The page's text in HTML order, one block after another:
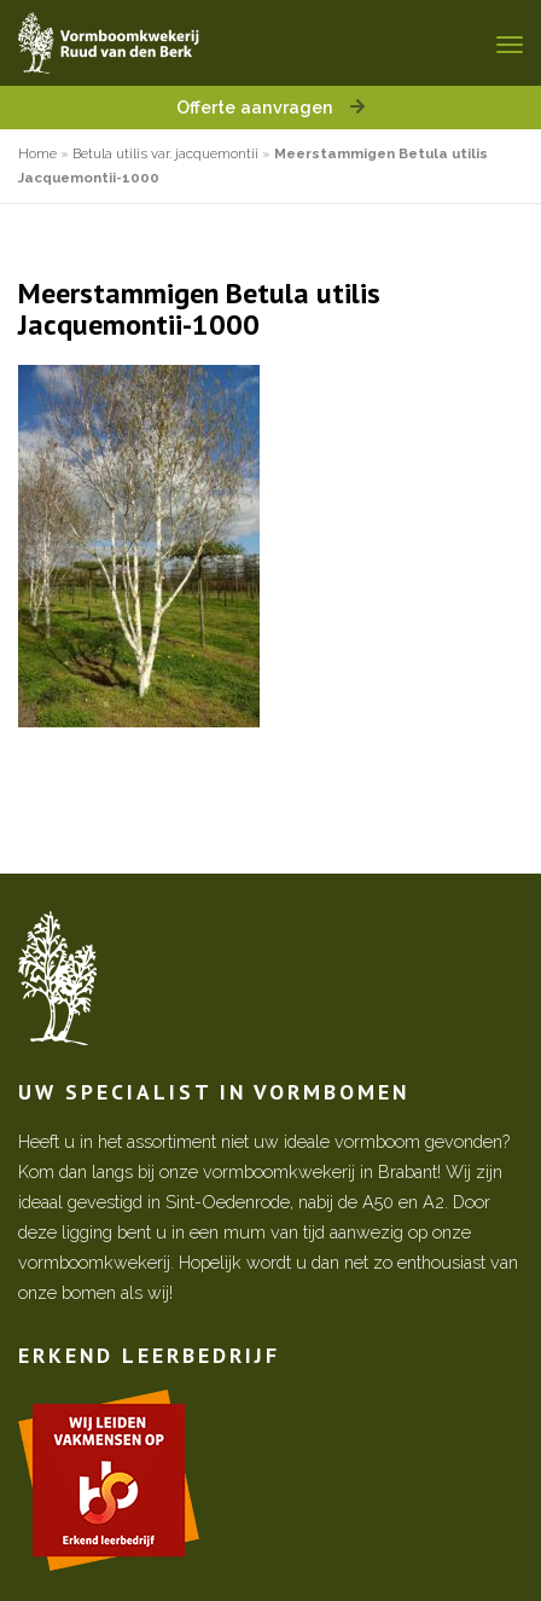
Offerte aanvragen
Home » Betula utilis var. jacquemontii » Meerstammigen Betula utilis
Jacquemontii-1000
Meerstammigen Betula utilis
Jacquemontii-1000
UW SPECIALIST IN VORMBOMEN
Heeft u in het assortiment niet uw ideale vormboom gevonden?
Kom dan langs bij onze vormboomkwekerij in Brabant! Wij zijn
ideaal gevestigd in Sint-Oedenrode, nabij de A50 en A2. Door
deze ligging bent u in een mum van tijd aanwezig op onze
vormboomkwekerij. Hopelijk wordt u dan net zo enthousiast van
onze bomen als wij!
ERKEND LEERBEDRIJF